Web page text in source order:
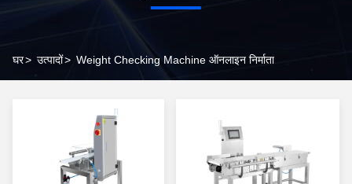
घर> उत्पादों> Weight Checking Machine ऑनलाइन निर्माता